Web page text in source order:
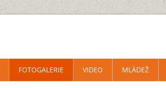
FOTOGALERIE VIDEO MLÁDEŽ